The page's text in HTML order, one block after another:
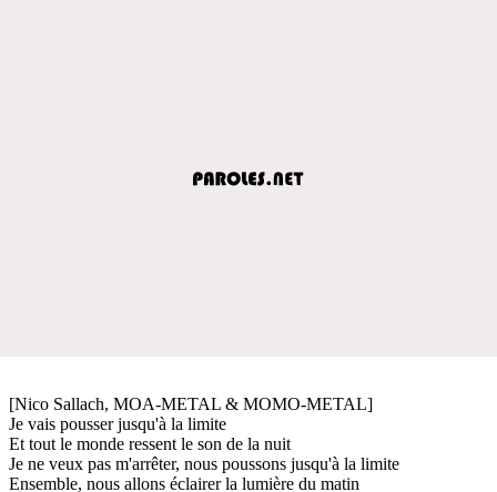
[Nico Sallach, MOA-METAL & MOMO-METAL]
Je vais pousser jusqu'à la limite
Et tout le monde ressent le son de la nuit
Je ne veux pas m'arrêter, nous poussons jusqu'à la limite
Ensemble, nous allons éclairer la lumière du matin